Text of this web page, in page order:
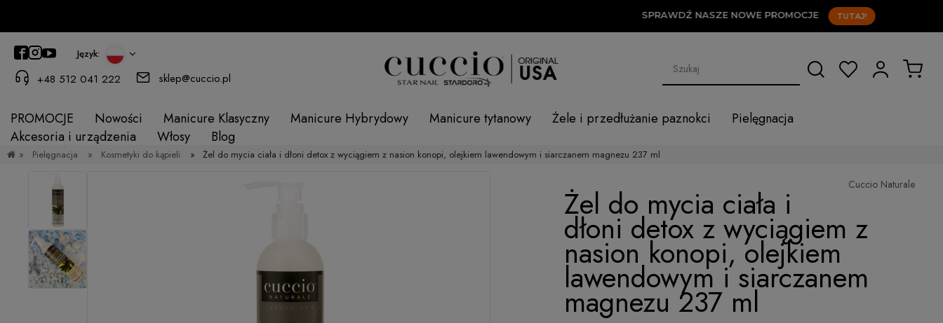
SPRAWDŹ NASZE NOWE PROMOCJE TUTAJ!
Język:
+48 512 041 222 sklep@cuccio.pl
PROMOCJE Nowości Manicure Klasyczny Manicure Hybrydowy Manicure tytanowy Żele i przedłużanie paznokci
Pielęgnacja
Akcesoria i urządzenia
Włosy Blog
» Pielęgnacja » Kosmetyki do kąpieli » Żel do mycia ciała i dłoni detox z wyciągiem z nasion konopi, olejkiem lawendowym i siarczanem magnezu 237 ml
Cuccio Naturale
Żel do mycia ciała i
dłoni detox z wyciągiem z
nasion konopi, olejkiem
lawendowym i siarczanem
magnezu 237 ml